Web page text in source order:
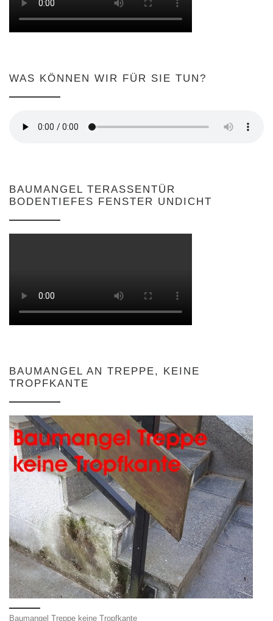
WAS KÖNNEN WIR FÜR SIE TUN?
BAUMANGEL TERASSENTÜR
BODENTIEFES FENSTER UNDICHT
BAUMANGEL AN TREPPE, KEINE
TROPFKANTE
Baumangel Treppe keine Tropfkante